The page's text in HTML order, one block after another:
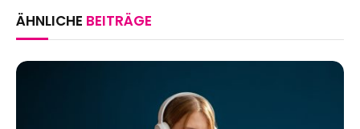
ÄHNLICHE BEITRÄGE